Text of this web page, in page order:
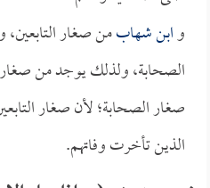
وابن شهابمن صغار التابعين،
الصحابة، ولذلك يوجد من
صغار الصحابة؛ لأن صغار
الذين تأخرت وفاتهم.